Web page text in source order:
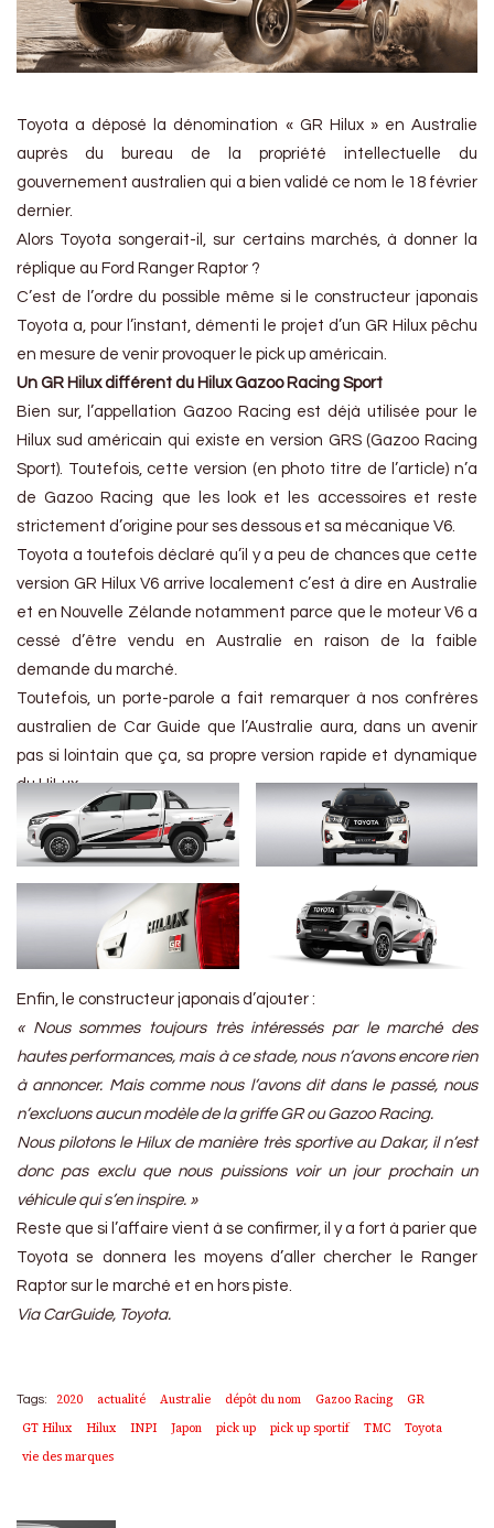
Toyota a déposé la dénomination « GR Hilux » en Australie
auprès du bureau de la propriété intellectuelle du
gouvernement australien qui a bien validé ce nom le 18 février
dernier.
Alors Toyota songerait-il, sur certains marchés, à donner la
réplique au Ford Ranger Raptor ?
C’est de l’ordre du possible même si le constructeur japonais
Toyota a, pour l’instant, démenti le projet d’un GR Hilux pêchu
en mesure de venir provoquer le pick up américain.
Un GR Hilux différent du Hilux Gazoo Racing Sport
Bien sur, l’appellation Gazoo Racing est déjà utilisée pour le
Hilux sud américain qui existe en version GRS (Gazoo Racing
Sport). Toutefois, cette version (en photo titre de l’article) n’a
de Gazoo Racing que les look et les accessoires et reste
strictement d’origine pour ses dessous et sa mécanique V6.
Toyota a toutefois déclaré qu’il y a peu de chances que cette
version GR Hilux V6 arrive localement c’est à dire en Australie
et en Nouvelle Zélande notamment parce que le moteur V6 a
cessé d’être vendu en Australie en raison de la faible
demande du marché.
Toutefois, un porte-parole a fait remarquer à nos confrères
australien de Car Guide que l’Australie aura, dans un avenir
pas si lointain que ça, sa propre version rapide et dynamique
du HiLux.
Enfin, le constructeur japonais d’ajouter :
« Nous sommes toujours très intéressés par le marché des
hautes performances, mais à ce stade, nous n’avons encore rien
à annoncer. Mais comme nous l’avons dit dans le passé, nous
n’excluons aucun modèle de la griffe GR ou Gazoo Racing.
Nous pilotons le Hilux de manière très sportive au Dakar, il n’est
donc pas exclu que nous puissions voir un jour prochain un
véhicule qui s’en inspire. »
Reste que si l’affaire vient à se confirmer, il y a fort à parier que
Toyota se donnera les moyens d’aller chercher le Ranger
Raptor sur le marché et en hors piste.
Via CarGuide, Toyota.
Tags: 2020 actualité Australie dépôt du nom Gazoo Racing
GR
GT Hilux
Hilux INPI Japon pick up pick up sportif TMC
Toyota
vie des marques